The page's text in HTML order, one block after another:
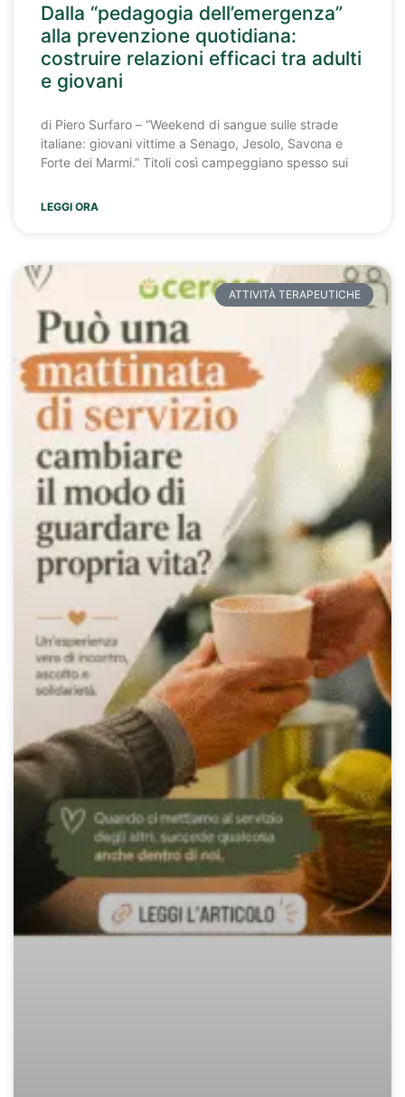
Dalla “pedagogia dell’emergenza”
alla prevenzione quotidiana:
costruire relazioni efficaci tra adulti
e giovani
di Piero Surfaro – “Weekend di sangue sulle strade
italiane: giovani vittime a Senago, Jesolo, Savona e
Forte dei Marmi.” Titoli così campeggiano spesso sui
LEGGI ORA
ATTIVITÀ TERAPEUTICHE